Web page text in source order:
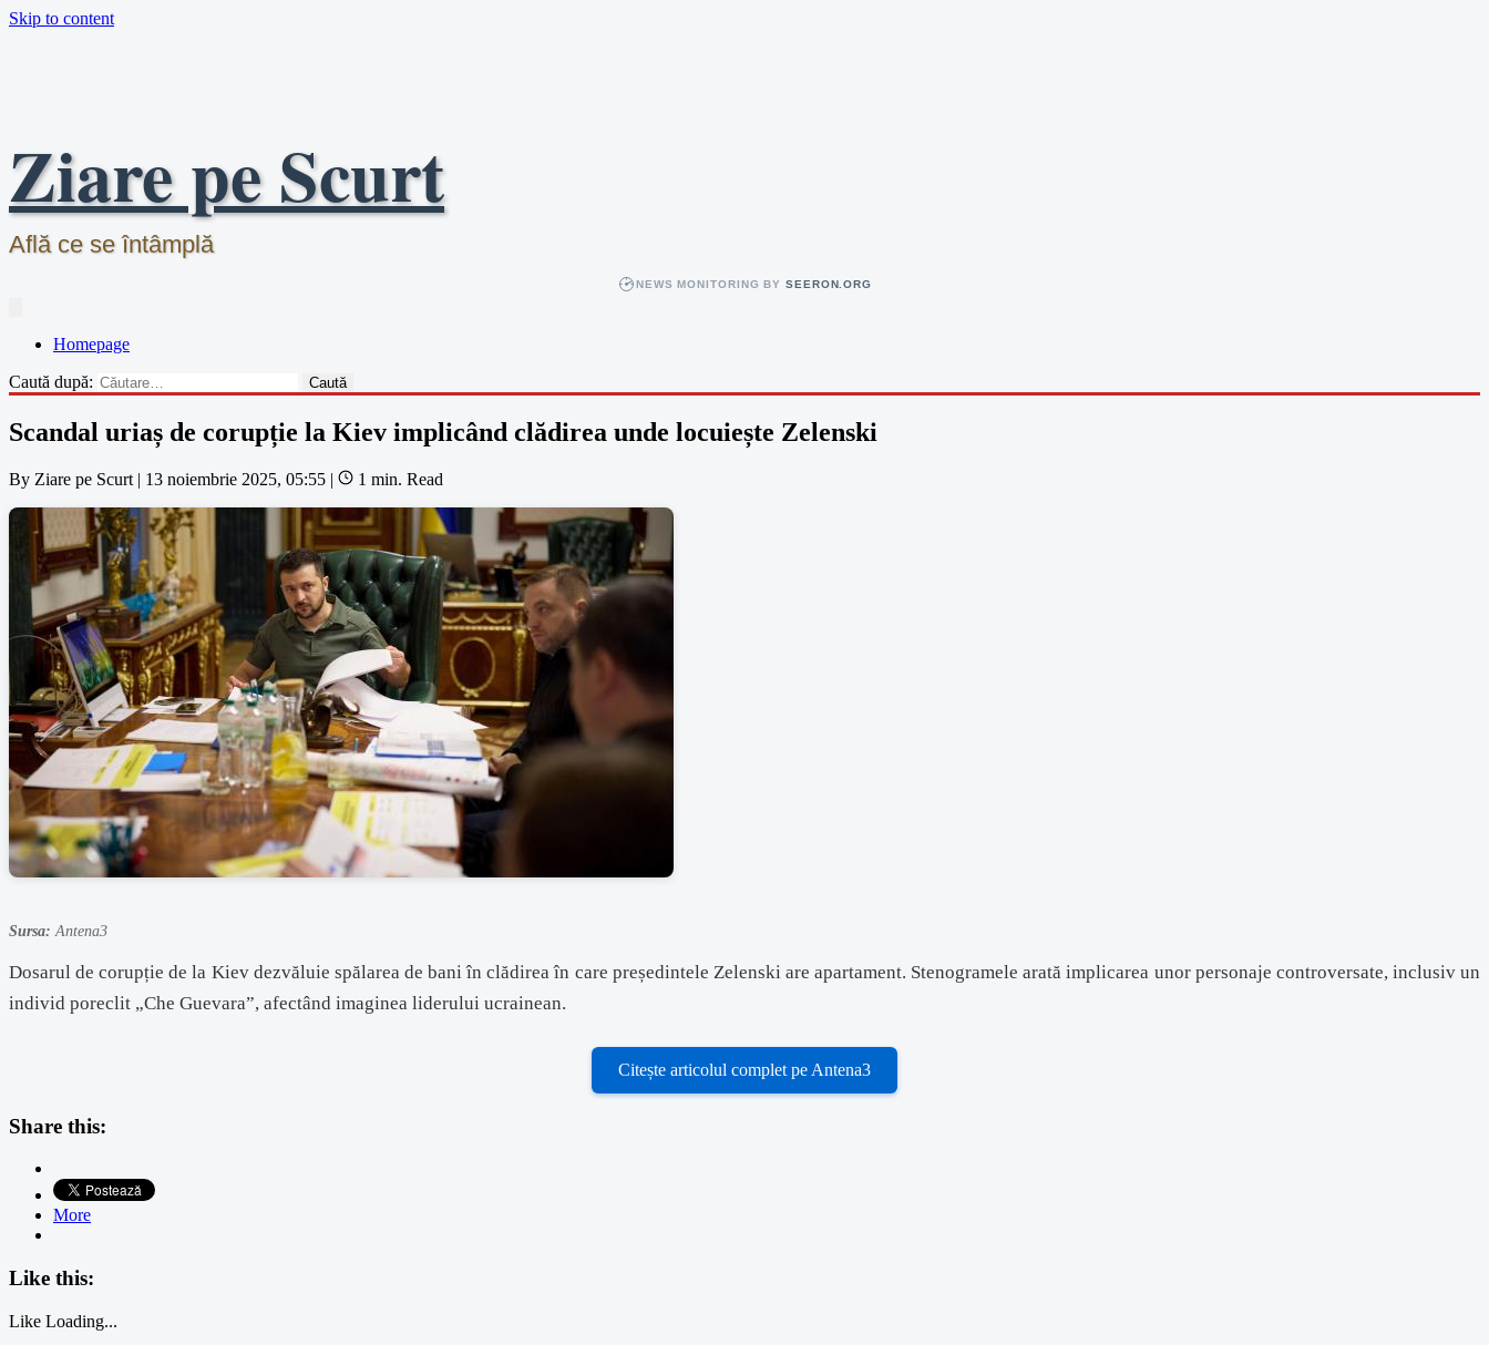
Skip to content
Ziare pe Scurt
Află ce se întâmplă
NEWS MONITORING BYSEERON.ORG
Homepage
Caută după:
Scandal uriaș de corupție la Kiev implicând clădirea unde locuiește Zelenski
By Ziare pe Scurt | 13 noiembrie 2025, 05:55 | 1 min. Read
Sursa: Antena3
Dosarul de corupție de la Kiev dezvăluie spălarea de bani în clădirea în care președintele Zelenski are apartament. Stenogramele arată implicarea unor personaje controversate, inclusiv un
individ poreclit „Che Guevara”, afectând imaginea liderului ucrainean.
Citește articolul complet pe Antena3
Share this:
More
Like this:
Like Loading...